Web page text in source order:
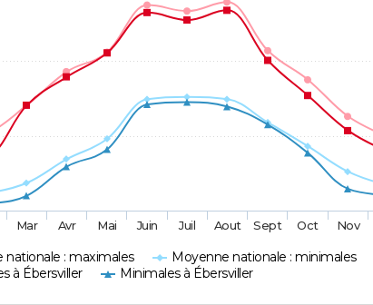
nationale : maximales
Moyenne nationale : minimales
à Ébersviller
Minimales à Ébersviller
Mar Avr Mai Juin Juil Aout Sept Oct Nov